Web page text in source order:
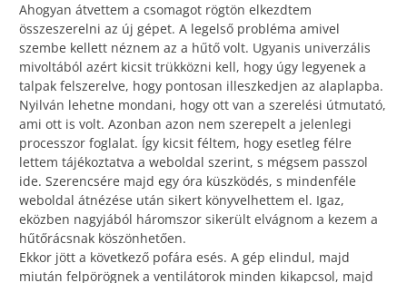
Ahogyan átvettem a csomagot rögtön elkezdtem
összeszerelni az új gépet. A legelső probléma amivel
szembe kellett néznem az a hűtő volt. Ugyanis univerzális
mivoltából azért kicsit trükközni kell, hogy úgy legyenek a
talpak felszerelve, hogy pontosan illeszkedjen az alaplapba.
Nyilván lehetne mondani, hogy ott van a szerelési útmutató,
ami ott is volt. Azonban azon nem szerepelt a jelenlegi
processzor foglalat. Így kicsit féltem, hogy esetleg félre
lettem tájékoztatva a weboldal szerint, s mégsem passzol
ide. Szerencsére majd egy óra küszködés, s mindenféle
weboldal átnézése után sikert könyvelhettem el. Igaz,
eközben nagyjából háromszor sikerült elvágnom a kezem a
hűtőrácsnak köszönhetően.
Ekkor jött a következő pofára esés. A gép elindul, majd
miután felpörögnek a ventilátorok minden kikapcsol, majd